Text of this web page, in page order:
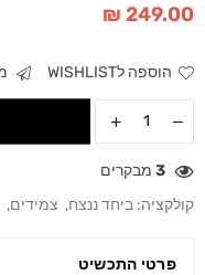
מחיר
249.00 ₪
הוספה לWISHLIST
3 מבקרים
קולקציה: ביחד ננצח, צמידים,
פרטי התכשיט